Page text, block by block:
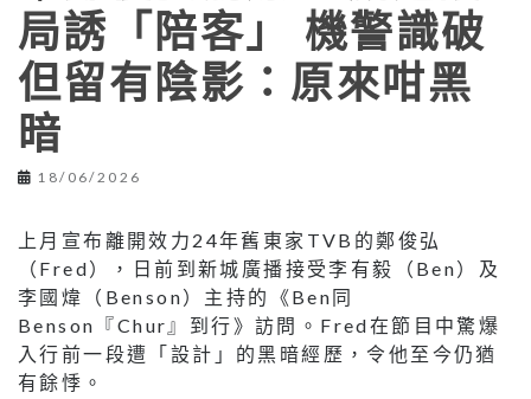
局誘「陪客」 機警識破
但留有陰影：原來咁黑
暗
18/06/2026
上月宣布離開效力24年舊東家TVB的鄭俊弘
（Fred），日前到新城廣播接受李有毅（Ben）及
李國煒（Benson）主持的《Ben同
Benson『Chur』到行》訪問。Fred在節目中驚爆
入行前一段遭「設計」的黑暗經歷，令他至今仍猶
有餘悸。